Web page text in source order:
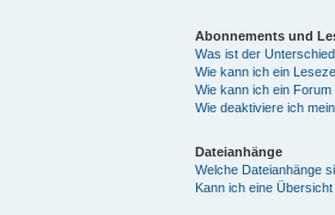
Abonnements und
Was ist der
Wie kann ich ein
Wie kann ich ein Forum
Wie deaktiviere ich
Dateianhänge
Welche Dateianhänge
Kann ich eine